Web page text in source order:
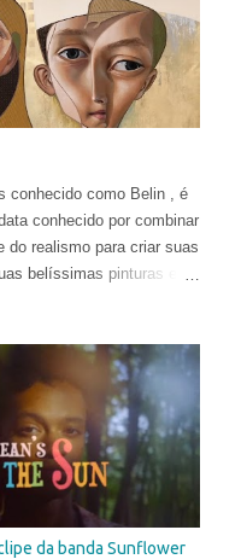
conhecido como Belin , é
conhecido por combinar
do realismo para criar suas
belíssimas pinturas e
no mundo
atual, quebrar as regras
e isso o leva a
gosta de definir esse
da banda Sunflower